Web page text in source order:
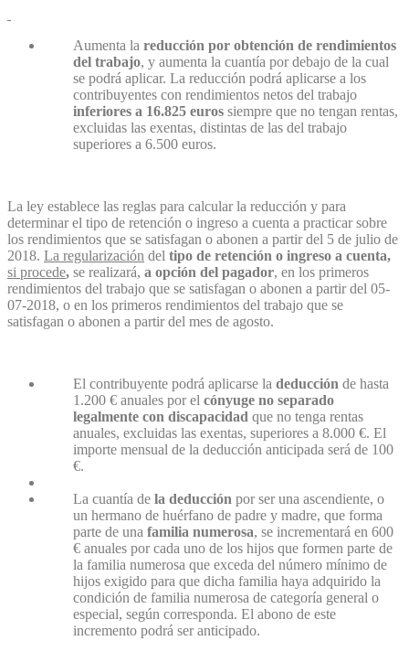
Aumenta la reducción por obtención de rendimientos
del trabajo, y aumenta la cuantía por debajo de la cual
se podrá aplicar. La reducción podrá aplicarse a los
contribuyentes con rendimientos netos del trabajo
inferiores a 16.825 euros siempre que no tengan rentas,
excluidas las exentas, distintas de las del trabajo
superiores a 6.500 euros.
La ley establece las reglas para calcular la reducción y para
determinar el tipo de retención o ingreso a cuenta a practicar sobre
los rendimientos que se satisfagan o abonen a partir del 5 de julio de
2018. La regularización del tipo de retención o ingreso a cuenta,
si procede, se realizará, a opción del pagador, en los primeros
rendimientos del trabajo que se satisfagan o abonen a partir del 05-
07-2018, o en los primeros rendimientos del trabajo que se
satisfagan o abonen a partir del mes de agosto.
El contribuyente podrá aplicarse la deducción de hasta
1.200 € anuales por el cónyuge no separado
legalmente con discapacidad que no tenga rentas
anuales, excluidas las exentas, superiores a 8.000 €. El
importe mensual de la deducción anticipada será de 100
€.
La cuantía de la deducción por ser una ascendiente, o
un hermano de huérfano de padre y madre, que forma
parte de una familia numerosa, se incrementará en 600
€ anuales por cada uno de los hijos que formen parte de
la familia numerosa que exceda del número mínimo de
hijos exigido para que dicha familia haya adquirido la
condición de familia numerosa de categoría general o
especial, según corresponda. El abono de este
incremento podrá ser anticipado.